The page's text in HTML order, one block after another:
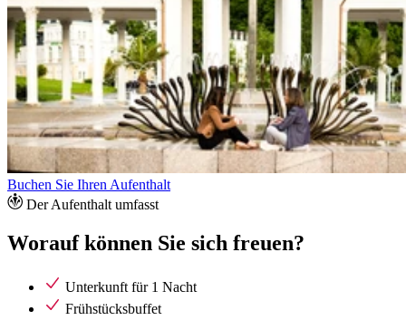
Buchen Sie Ihren Aufenthalt
Der Aufenthalt umfasst
Worauf können Sie sich freuen?
Unterkunft für 1 Nacht
Frühstücksbuffet